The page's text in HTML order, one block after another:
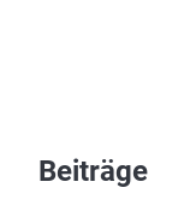
Beiträge